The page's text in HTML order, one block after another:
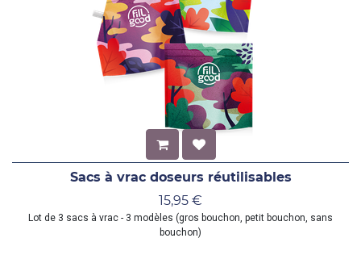
Sacs à vrac doseurs réutilisables
15,95 €
Lot de 3 sacs à vrac - 3 modèles (gros bouchon, petit bouchon, sans
bouchon)